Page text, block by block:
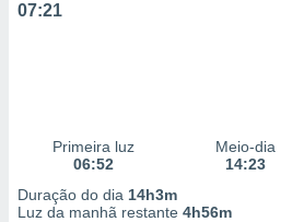
07:21
Primeira luz
06:52
Meio-dia
14:23
Duração do dia 14h3m
Luz da manhã restante 4h56m